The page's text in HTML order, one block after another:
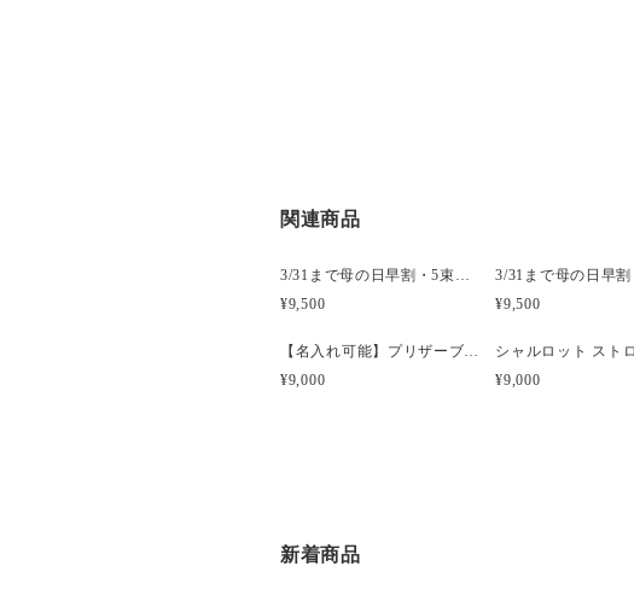
関連商品
3/31まで母の日早割・5束限定 ピオニーのアーティフィシャルフラワーブーケ Merci Élégantメルシーエレガン
¥9,500
¥9,500
【名入れ可能】プリザーブド フラワーケーキ シャルロット マスカット【母の日】【誕生日】【開店祝い】
¥9,000
¥9,000
新着商品